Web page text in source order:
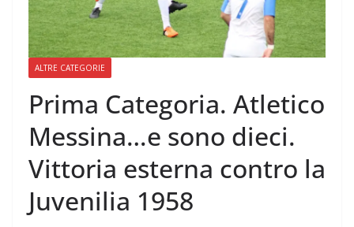
ALTRE CATEGORIE
Prima Categoria. Atletico
Messina…e sono dieci.
Vittoria esterna contro la
Juvenilia 1958